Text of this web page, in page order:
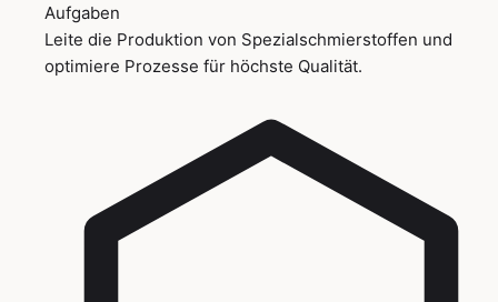
Aufgaben
Leite die Produktion von Spezialschmierstoffen und
optimiere Prozesse für höchste Qualität.